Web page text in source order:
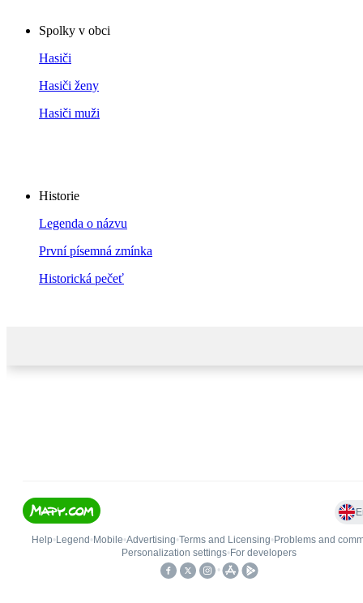
Spolky v obci
Hasiči
Hasiči ženy
Hasiči muži
Historie
Legenda o názvu
První písemná zmínka
Historická pečeť